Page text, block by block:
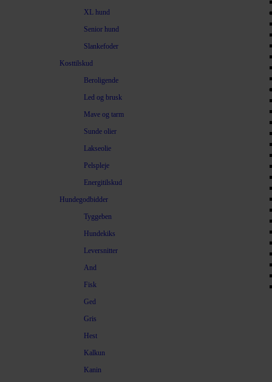
XL hund
Senior hund
Slankefoder
Kosttilskud
Beroligende
Led og brusk
Mave og tarm
Sunde olier
Lakseolie
Pelspleje
Energitilskud
Hundegodbidder
Tyggeben
Hundekiks
Leversnitter
And
Fisk
Ged
Gris
Hest
Kalkun
Kanin